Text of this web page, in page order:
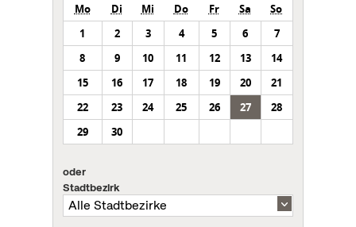
Mo Di Mi Do Fr Sa
So
1
2 3 4 5 6
7
8
9 10 11 12 13
14
15
16 17 18 19 20
21
22
23 24 25 26 27
28
29
30
oder
Stadtbezirk